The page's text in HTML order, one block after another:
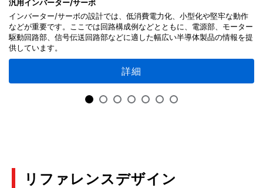
汎用インバーター/サーボ
インバーター/サーボの設計では、低消費電力化、小型化や堅牢な動作
などが重要です。ここでは回路構成例などとともに、電源部、モーター
駆動回路部、信号伝送回路部などに適した幅広い半導体製品の情報を提
供しています。
詳細
リファレンスデザイン